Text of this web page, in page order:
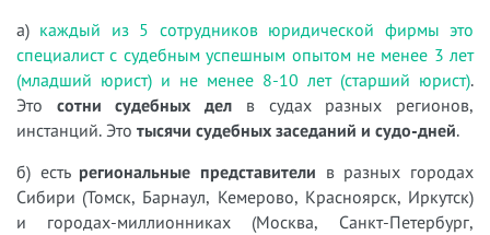
а) каждый из 5 сотрудников юридической фирмы это
специалист с судебным успешным опытом не менее 3 лет
(младший юрист) и не менее 8-10 лет (старший юрист).
Это сотни судебных дел в судах разных регионов,
инстанций. Это тысячи судебных заседаний и судо-дней.
б) есть региональные представители в разных городах
Сибири (Томск, Барнаул, Кемерово, Красноярск, Иркутск)
и городах-миллионниках (Москва, Санкт-Петербург,